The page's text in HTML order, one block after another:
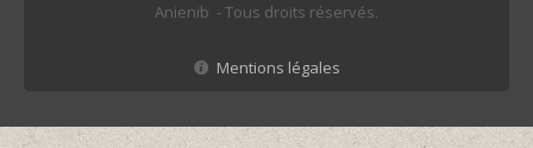
Anienib - Tous droits réservés.
Mentions légales